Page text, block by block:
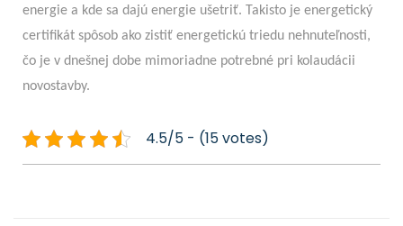
energie a kde sa dajú energie ušetriť. Takisto je energetický
certifikát spôsob ako zistiť energetickú triedu nehnuteľnosti,
čo je v dnešnej dobe mimoriadne potrebné pri kolaudácii
novostavby.
4.5/5 - (15 votes)